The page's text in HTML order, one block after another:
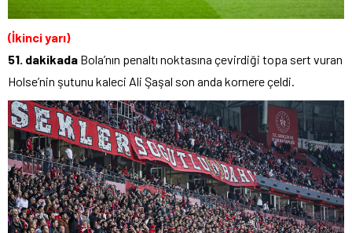
(İkinci yarı)
51. dakikada Bola’nın penaltı noktasına çevirdiği topa sert vuran
Holse’nin şutunu kaleci Ali Şaşal son anda kornere çeldi.